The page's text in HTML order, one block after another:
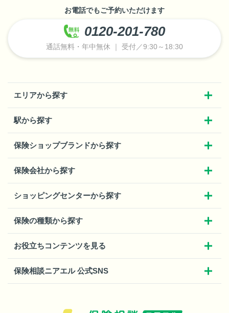
お電話でもご予約いただけます
0120-201-780
通話無料・年中無休 ｜ 受付／9:30～18:30
エリアから探す
駅から探す
保険ショップブランドから探す
保険会社から探す
ショッピングセンターから探す
保険の種類から探す
お役立ちコンテンツを見る
保険相談ニアエル 公式SNS